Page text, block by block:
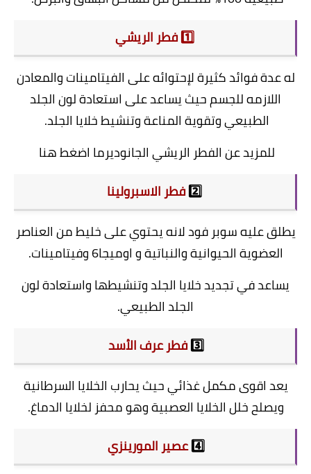
1️⃣ فطر الريشي
له عدة فوائد كثيرة لإحتوائه على الفيتامينات والمعادن
اللازمه للجسم حيث يساعد على استعادة لون الجلد
الطبيعي وتقوية المناعة وتنشيط خلايا الجلد.
للمزيد عن الفطر الريشي الجانوديرما اضغط هنا
2️⃣فطر الاسبرولينا
يطلق عليه سوبر فود لانه يحتوي على خليط من العناصر
العضوية الحيوانية والنباتية و اوميجا6 وفيتامينات.
يساعد في تجديد خلايا الجلد وتنشيطها واستعادة لون
الجلد الطبيعي.
3️⃣فطر عرف الأسد
يعد اقوى مكمل غذائي حيث يحارب الخلايا السرطانية
ويصلح خلل الخلايا العصبية وهو محفز لخلايا الدماغ.
4️⃣عصير المورينزي